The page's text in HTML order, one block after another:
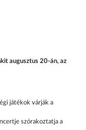
augusztus 20-án, az
játékok várják a
szórakoztatja a